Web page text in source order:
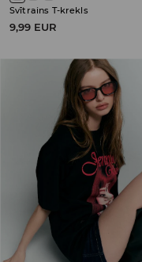
Svītrains T-krekls
9,99 EUR